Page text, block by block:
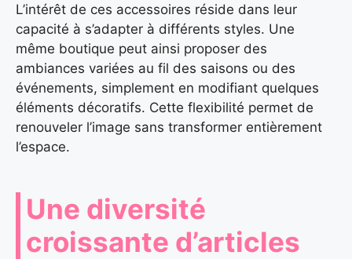
L’intérêt de ces accessoires réside dans leur
capacité à s’adapter à différents styles. Une
même boutique peut ainsi proposer des
ambiances variées au fil des saisons ou des
événements, simplement en modifiant quelques
éléments décoratifs. Cette flexibilité permet de
renouveler l’image sans transformer entièrement
l’espace.
Une diversité
croissante d’articles